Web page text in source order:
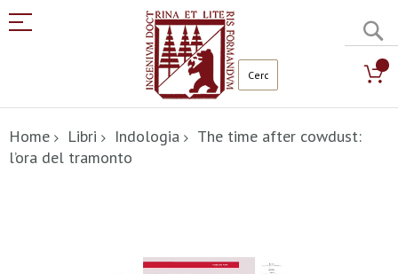
al
contenuto
Home Libri Indologia
The time after cowdust:
l’ora del tramonto